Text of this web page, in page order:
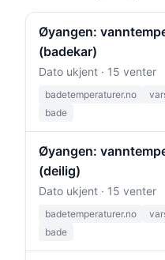
Øyangen:
(badekar)
Dato ukjent · 15 venter
badetemperaturer.no
bade
Øyangen:
(deilig)
Dato ukjent · 15 venter
badetemperaturer.no
bade